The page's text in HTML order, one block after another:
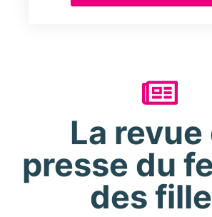
La revue
presse du
des